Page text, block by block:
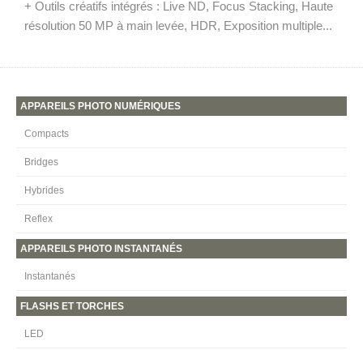
APPAREILS PHOTO NUMÉRIQUES
Compacts
Bridges
Hybrides
Reflex
APPAREILS PHOTO INSTANTANÉS
Instantanés
FLASHS ET TORCHES
LED
+ Outils créatifs intégrés : Live ND, Focus Stacking, Haute
résolution 50 MP à main levée, HDR, Exposition multiple...